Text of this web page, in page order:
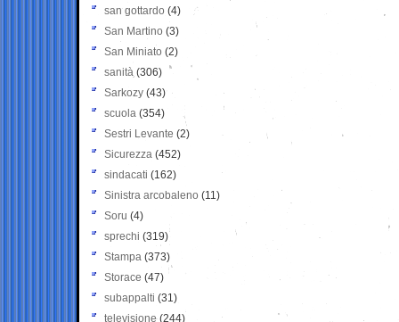
san gottardo (4)
San Martino (3)
San Miniato (2)
sanità (306)
Sarkozy (43)
scuola (354)
Sestri Levante (2)
Sicurezza (452)
sindacati (162)
Sinistra arcobaleno (11)
Soru (4)
sprechi (319)
Stampa (373)
Storace (47)
subappalti (31)
televisione(244)